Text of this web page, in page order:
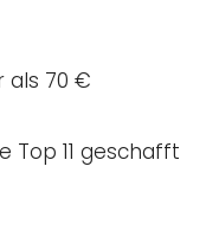
als 70 €
Top 11 geschafft